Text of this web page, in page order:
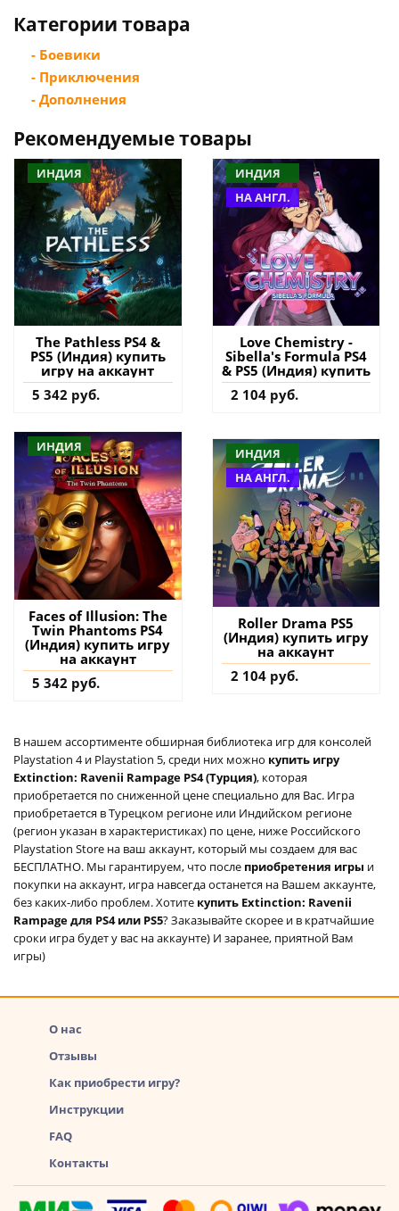
Категории товара
- Боевики
- Приключения
- Дополнения
Рекомендуемые товары
ИНДИЯ
The Pathless PS4 &
PS5 (Индия) купить
игру на аккаунт
5 342 руб.
ИНДИЯ
НА АНГЛ.
Love Chemistry -
Sibella's Formula PS4
& PS5 (Индия) купить
2 104 руб.
ИНДИЯ
Faces of Illusion: The
Twin Phantoms PS4
(Индия) купить игру
на аккаунт
5 342 руб.
ИНДИЯ
НА АНГЛ.
Roller Drama PS5
(Индия) купить игру
на аккаунт
2 104 руб.
В нашем ассортименте обширная библиотека игр для консолей
Playstation 4 и Playstation 5, среди них можно купить игру
Extinction: Ravenii Rampage PS4 (Турция), которая
приобретается по сниженной цене специально для Вас. Игра
приобретается в Турецком регионе или Индийском регионе
(регион указан в характеристиках) по цене, ниже Российского
Playstation Store на ваш аккаунт, который мы создаем для вас
БЕСПЛАТНО. Мы гарантируем, что после приобретения игры и
покупки на аккаунт, игра навсегда останется на Вашем аккаунте,
без каких-либо проблем. Хотите купить Extinction: Ravenii
Rampage для PS4 или PS5? Заказывайте скорее и в кратчайшие
сроки игра будет у вас на аккаунте) И заранее, приятной Вам
игры)
О нас
Отзывы
Как приобрести игру?
Инструкции
FAQ
Контакты